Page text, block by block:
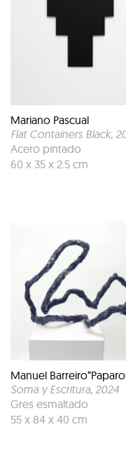
Mariano Pascual
Flat Containers Black,
Acero pintado
60 x 35 x 2.5 cm
Manuel
Soma y Escritura, 2024
Gres esmaltado
55 x 84 x 40 cm